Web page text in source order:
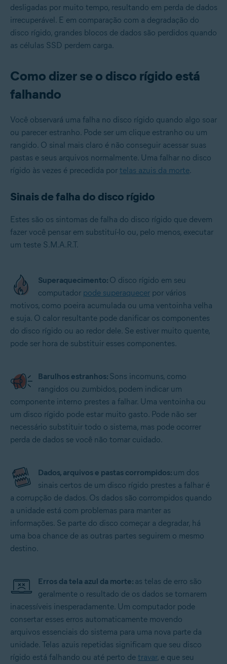
desligadas por muito tempo, resultando em perda de dados
irrecuperável. E em comparação com a degradação do
disco rígido, grandes blocos de dados são perdidos quando
as células SSD perdem carga.
Como dizer se o disco rígido está
falhando
Você observará uma falha no disco rígido quando algo soar
ou parecer estranho. Pode ser um clique estranho ou um
rangido. O sinal mais claro é não conseguir acessar suas
pastas e seus arquivos normalmente. Uma falhar no disco
rígido às vezes é precedida por telas azuis da morte.
Sinais de falha do disco rígido
Estes são os sintomas de falha do disco rígido que devem
fazer você pensar em substituí-lo ou, pelo menos, executar
um teste S.M.A.R.T.
Superaquecimento: O disco rígido em seu
computador pode superaquecer por vários
motivos, como poeira acumulada ou uma ventoinha velha
e suja. O calor resultante pode danificar os componentes
do disco rígido ou ao redor dele. Se estiver muito quente,
pode ser hora de substituir esses componentes.
Barulhos estranhos: Sons incomuns, como
rangidos ou zumbidos, podem indicar um
componente interno prestes a falhar. Uma ventoinha ou
um disco rígido pode estar muito gasto. Pode não ser
necessário substituir todo o sistema, mas pode ocorrer
perda de dados se você não tomar cuidado.
Dados, arquivos e pastas corrompidos: um dos
sinais certos de um disco rígido prestes a falhar é
a corrupção de dados. Os dados são corrompidos quando
a unidade está com problemas para manter as
informações. Se parte do disco começar a degradar, há
uma boa chance de as outras partes seguirem o mesmo
destino.
Erros da tela azul da morte: as telas de erro são
geralmente o resultado de os dados se tornarem
inacessíveis inesperadamente. Um computador pode
consertar esses erros automaticamente movendo
arquivos essenciais do sistema para uma nova parte da
unidade. Telas azuis repetidas significam que seu disco
rígido está falhando ou até perto de travar, e que seu